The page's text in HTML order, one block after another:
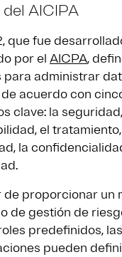
AICIPA
que fue
por el AICPA,
para administrar
acuerdo con
clave: la
el
la
de proporcionar un
de gestión de
predefinidos, las
pueden